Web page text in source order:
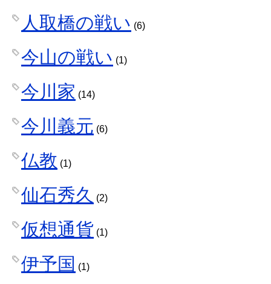
人取橋の戦い (6)
今山の戦い (1)
今川家 (14)
今川義元 (6)
仏教 (1)
仙石秀久 (2)
仮想通貨 (1)
伊予国 (1)